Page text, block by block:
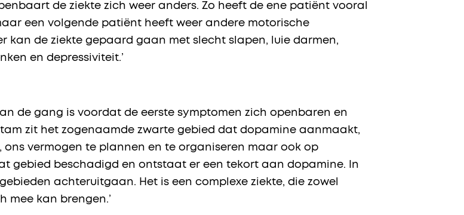
de ziekte zich weer anders. Zo heeft de ene patiënt vooral
een volgende patiënt heeft weer andere motorische
kan de ziekte gepaard gaan met slecht slapen, luie darmen,
en depressiviteit.’
de gang is voordat de eerste symptomen zich openbaren en
zit het zogenaamde zwarte gebied dat dopamine aanmaakt,
vermogen te plannen en te organiseren maar ook op
gebied beschadigd en ontstaat er een tekort aan dopamine. In
achteruitgaan. Het is een complexe ziekte, die zowel
mee kan brengen.’